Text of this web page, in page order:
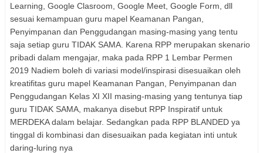
Learning, Google Clasroom, Google Meet, Google Form, dll
sesuai kemampuan guru mapel Keamanan Pangan,
Penyimpanan dan Penggudangan masing-masing yang tentu
saja setiap guru TIDAK SAMA. Karena RPP merupakan skenario
pribadi dalam mengajar, maka pada RPP 1 Lembar Permen
2019 Nadiem boleh di variasi model/inspirasi disesuaikan oleh
kreatifitas guru mapel Keamanan Pangan, Penyimpanan dan
Penggudangan Kelas XI XII masing-masing yang tentunya tiap
guru TIDAK SAMA, makanya disebut RPP Inspiratif untuk
MERDEKA dalam belajar. Sedangkan pada RPP BLANDED ya
tinggal di kombinasi dan disesuaikan pada kegiatan inti untuk
daring-luring nya